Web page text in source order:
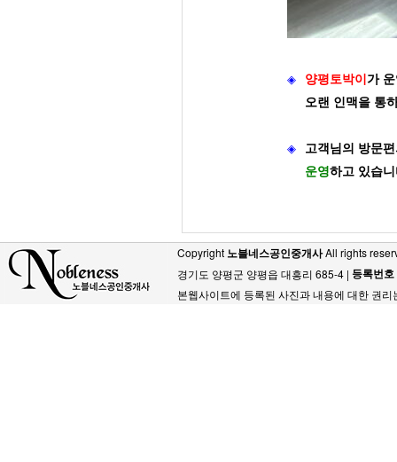
◈ 양평토박이 가
오랜 인맥을 통
◈
고객님의 방문
운영하고 있습
Copyright 노블네스공인중개사All rights
경기도 양평군 양평읍 대흥리 685-4 | 등록번호
본웹사이트에 등록된 사진과 내용에 대한 권